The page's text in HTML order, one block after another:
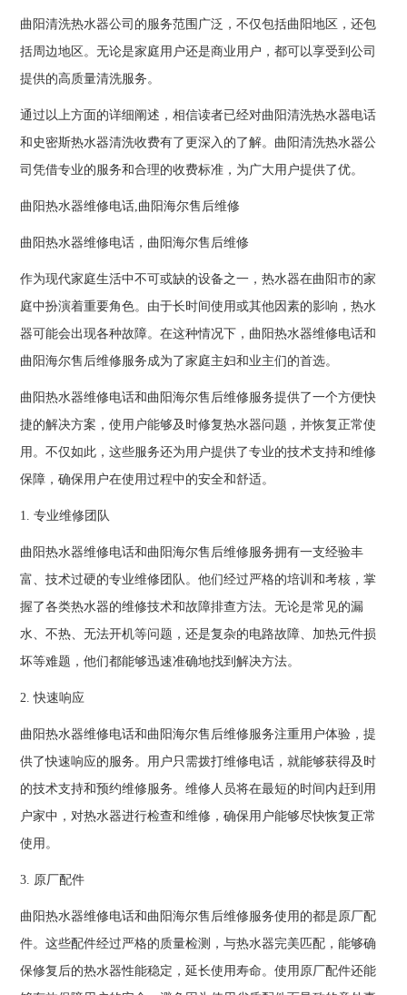
曲阳清洗热水器公司的服务范围广泛，不仅包括曲阳地区，还包
括周边地区。无论是家庭用户还是商业用户，都可以享受到公司
提供的高质量清洗服务。
通过以上方面的详细阐述，相信读者已经对曲阳清洗热水器电话
和史密斯热水器清洗收费有了更深入的了解。曲阳清洗热水器公
司凭借专业的服务和合理的收费标准，为广大用户提供了优。
曲阳热水器维修电话,曲阳海尔售后维修
曲阳热水器维修电话，曲阳海尔售后维修
作为现代家庭生活中不可或缺的设备之一，热水器在曲阳市的家
庭中扮演着重要角色。由于长时间使用或其他因素的影响，热水
器可能会出现各种故障。在这种情况下，曲阳热水器维修电话和
曲阳海尔售后维修服务成为了家庭主妇和业主们的首选。
曲阳热水器维修电话和曲阳海尔售后维修服务提供了一个方便快
捷的解决方案，使用户能够及时修复热水器问题，并恢复正常使
用。不仅如此，这些服务还为用户提供了专业的技术支持和维修
保障，确保用户在使用过程中的安全和舒适。
1. 专业维修团队
曲阳热水器维修电话和曲阳海尔售后维修服务拥有一支经验丰
富、技术过硬的专业维修团队。他们经过严格的培训和考核，掌
握了各类热水器的维修技术和故障排查方法。无论是常见的漏
水、不热、无法开机等问题，还是复杂的电路故障、加热元件损
坏等难题，他们都能够迅速准确地找到解决方法。
2. 快速响应
曲阳热水器维修电话和曲阳海尔售后维修服务注重用户体验，提
供了快速响应的服务。用户只需拨打维修电话，就能够获得及时
的技术支持和预约维修服务。维修人员将在最短的时间内赶到用
户家中，对热水器进行检查和维修，确保用户能够尽快恢复正常
使用。
3. 原厂配件
曲阳热水器维修电话和曲阳海尔售后维修服务使用的都是原厂配
件。这些配件经过严格的质量检测，与热水器完美匹配，能够确
保修复后的热水器性能稳定，延长使用寿命。使用原厂配件还能